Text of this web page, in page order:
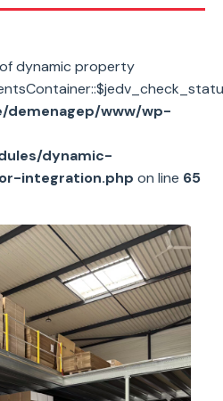
dynamic property
demenagep/www/wp-
dynamic-
integration.php on line 65